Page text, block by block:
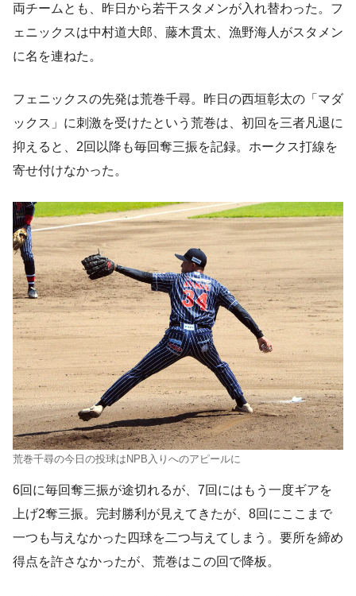
両チームとも、昨日から若干スタメンが入れ替わった。フ
ェニックスは中村道大郎、藤木貫太、漁野海人がスタメン
に名を連ねた。
フェニックスの先発は荒巻千尋。昨日の西垣彰太の「マダ
ックス」に刺激を受けたという荒巻は、初回を三者凡退に
抑えると、2回以降も毎回奪三振を記録。ホークス打線を
寄せ付けなかった。
荒巻千尋の今日の投球はNPB入りへのアピールに
6回に毎回奪三振が途切れるが、7回にはもう一度ギアを
上げ2奪三振。完封勝利が見えてきたが、8回にここまで
一つも与えなかった四球を二つ与えてしまう。要所を締め
得点を許さなかったが、荒巻はこの回で降板。